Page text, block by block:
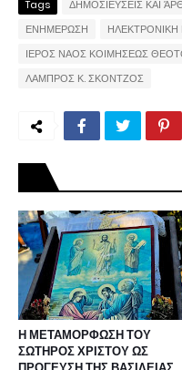
Tags ΔΗΜΟΣΙΕΥΣΕΙΣ ΚΑΙ
ΕΝΗΜΕΡΩΣΗ
ΙΕΡΟΣ ΝΑΟΣ ΚΟΙΜΗΣΕΩΣ
ΛΑΜΠΡΟΣ Κ. ΣΚΟΝΤΖΟΣ
Η ΜΕΤΑΜΟΡΦΩΣΗ ΤΟΥ
ΣΩΤΗΡΟΣ ΧΡΙΣΤΟΥ ΩΣ